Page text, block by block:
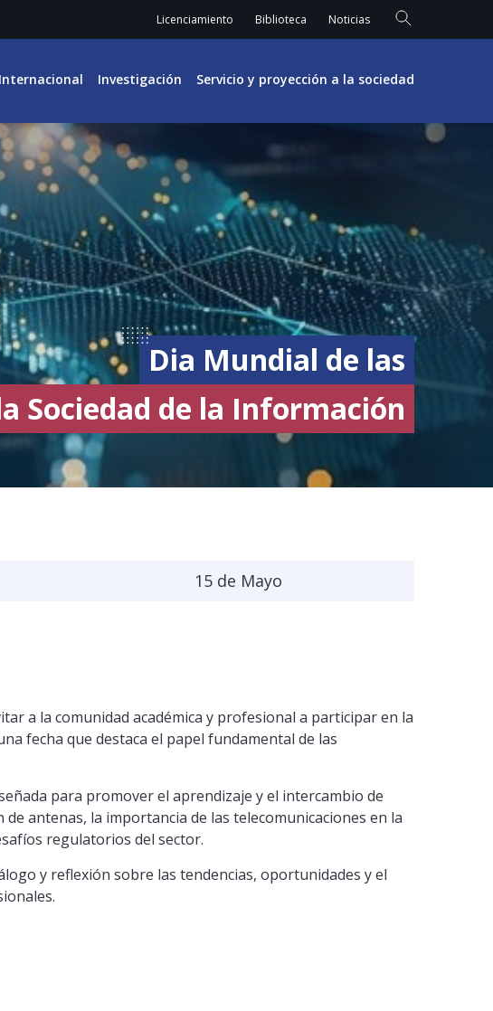
Licenciamiento Biblioteca Noticias
Internacional Investigación Servicio y proyección a la sociedad
Dia Mundial de las
Sociedad de la Información
15 de Mayo
a la comunidad académica y profesional a participar en la
fecha que destaca el papel fundamental de las
para promover el aprendizaje y el intercambio de
antenas, la importancia de las telecomunicaciones en la
regulatorios del sector.
y reflexión sobre las tendencias, oportunidades y el